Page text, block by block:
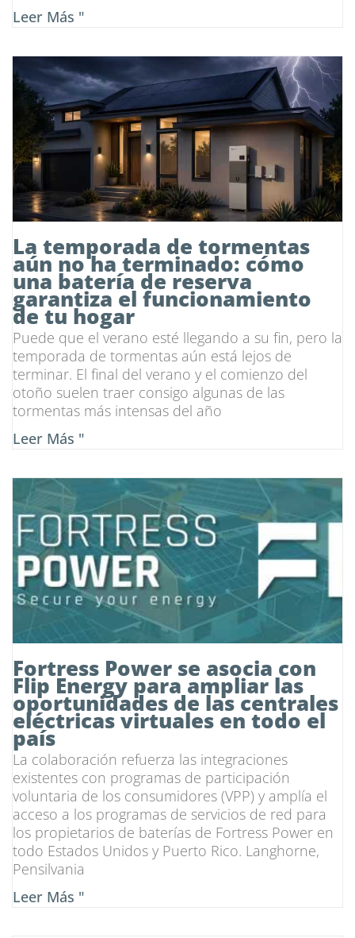
Leer Más "
La temporada de tormentas
aún no ha terminado: cómo
una batería de reserva
garantiza el funcionamiento
de tu hogar
Puede que el verano esté llegando a su fin, pero la
temporada de tormentas aún está lejos de
terminar. El final del verano y el comienzo del
otoño suelen traer consigo algunas de las
tormentas más intensas del año
Leer Más "
Fortress Power se asocia con
Flip Energy para ampliar las
oportunidades de las centrales
eléctricas virtuales en todo el
país
La colaboración refuerza las integraciones
existentes con programas de participación
voluntaria de los consumidores (VPP) y amplía el
acceso a los programas de servicios de red para
los propietarios de baterías de Fortress Power en
todo Estados Unidos y Puerto Rico. Langhorne,
Pensilvania
Leer Más "